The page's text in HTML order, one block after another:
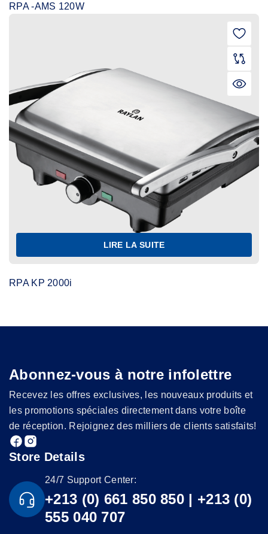
RPA -AMS 120W
LIRE LA SUITE
RPA KP 2000i
Abonnez-vous à notre infolettre
Recevez les offres exclusives, les nouveaux produits et
les promotions spéciales directement dans votre boîte
de réception. Rejoignez des milliers de clients satisfaits!
Store Details
24/7 Support Center:
+213 (0) 661 850 850 | +213 (0)
555 040 707